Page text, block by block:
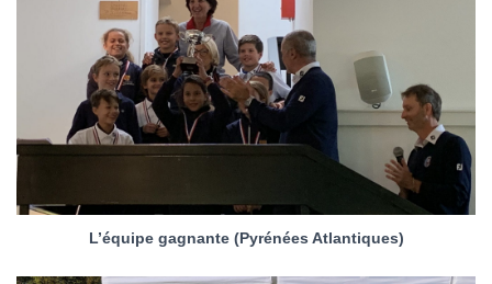
L’équipe gagnante (Pyrénées Atlantiques)